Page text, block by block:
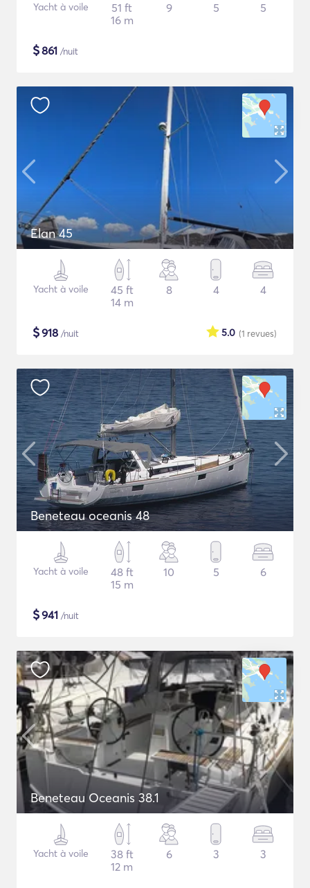
Yacht à voile
51 ft
16 m
9 5 5
$861 /nuit
Elan 45
Yacht à voile
45 ft
14 m
8 4 4
$918 /nuit (1 revues)
5.0
Beneteau oceanis 48
Yacht à voile
48 ft
15 m
10 5 6
$941 /nuit
Beneteau Oceanis 38.1
Yacht à voile
38 ft
12 m
6 3 3